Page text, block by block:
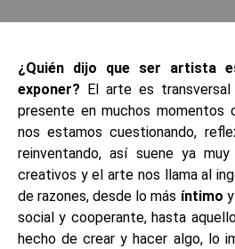
¿Quién dijo que ser artista
exponer? El arte es
presente en muchos momentos
nos estamos cuestionando,
reinventando, así suene ya
creativos y el arte nos llama al
de razones, desde lo más íntimo
social y cooperante, hasta
hecho de crear y hacer algo, lo